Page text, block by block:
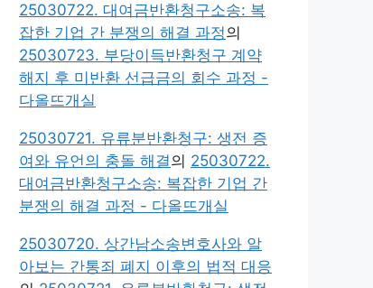
25030722. 대여금반환청구소송: 복
잡한 기업 간 분쟁의 해결 과정의
25030723. 부당이득반환청구 계약
해지 후 미반환 선급금의 회수 과정 -
다올뜨개실
25030721. 유류분반환청구: 생전 증
여와 유언의 충돌 해결 의 25030722.
대여금반환청구소송: 복잡한 기업 간
분쟁의 해결 과정 - 다올뜨개실
25030720. 상간남소송변호사와 알
아보는 간통죄 폐지 이후의 법적 대응